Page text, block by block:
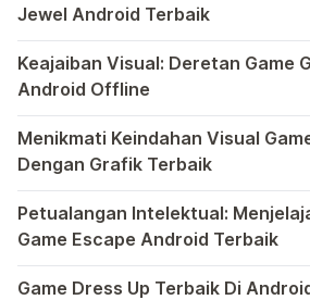
Jewel Android Terbaik
Dalam hiruk-pikuk dunia game
Keajaiban Visual: Deretan Game
Android Offline
Ponsel pintar telah mengubah cara
Menikmati Keindahan Visual
Dengan Grafik Terbaik
Semakin berkembangnya
Petualangan Intelektual:
Game Escape Android Terbaik
Dalam dunia game Android, genre
Game Dress Up Terbaik Di